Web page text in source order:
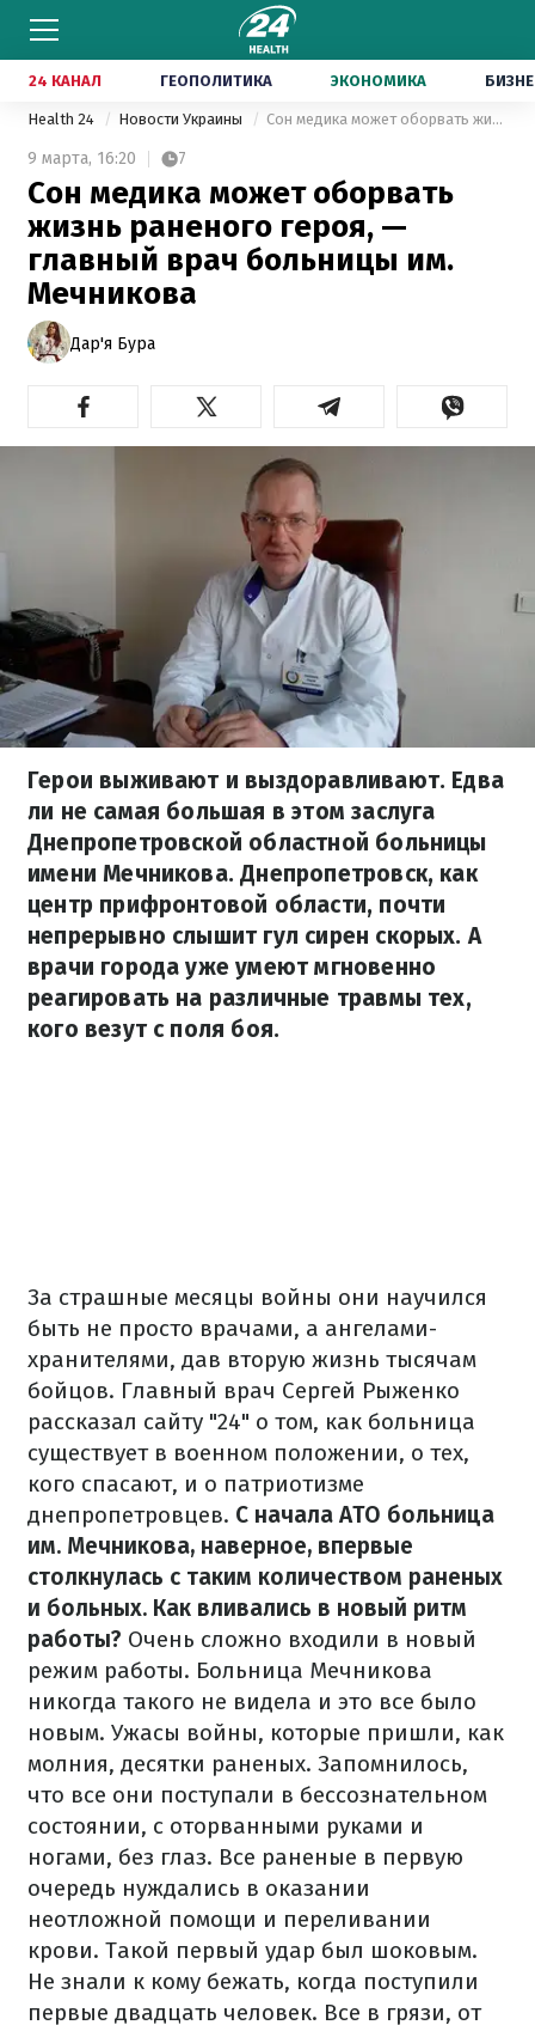
24 КАНАЛ ГЕОПОЛИТИКА ЭКОНОМИКА
Health 24 Новости Украины Сон медика может оборвать жизнь раненого героя, — главный врач больницы им. Мечникова
9 марта, 16:20 7
Сон медика может оборвать
жизнь раненого героя, —
главный врач больницы им.
Мечникова
Дар'я Бура
Герои выживают и выздоравливают. Едва
ли не самая большая в этом заслуга
Днепропетровской областной больницы
имени Мечникова. Днепропетровск, как
центр прифронтовой области, почти
непрерывно слышит гул сирен скорых. А
врачи города уже умеют мгновенно
реагировать на различные травмы тех,
кого везут с поля боя.
За страшные месяцы войны они научился
быть не просто врачами, а ангелами-
хранителями, дав вторую жизнь тысячам
бойцов. Главный врач Сергей Рыженко
рассказал сайту "24" о том, как больница
существует в военном положении, о тех,
кого спасают, и о патриотизме
днепропетровцев. С начала АТО больница
им. Мечникова, наверное, впервые
столкнулась с таким количеством раненых
и больных. Как вливались в новый ритм
работы? Очень сложно входили в новый
режим работы. Больница Мечникова
никогда такого не видела и это все было
новым. Ужасы войны, которые пришли, как
молния, десятки раненых. Запомнилось,
что все они поступали в бессознательном
состоянии, с оторванными руками и
ногами, без глаз. Все раненые в первую
очередь нуждались в оказании
неотложной помощи и переливании
крови. Такой первый удар был шоковым.
Не знали к кому бежать, когда поступили
первые двадцать человек. Все в грязи, от